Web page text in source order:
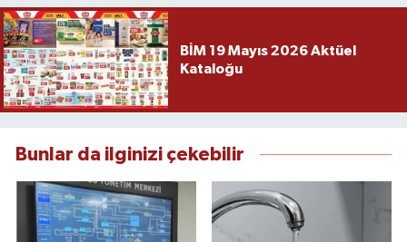
BİM 19 Mayıs 2026 Aktüel
Kataloğu
Bunlar da ilginizi çekebilir